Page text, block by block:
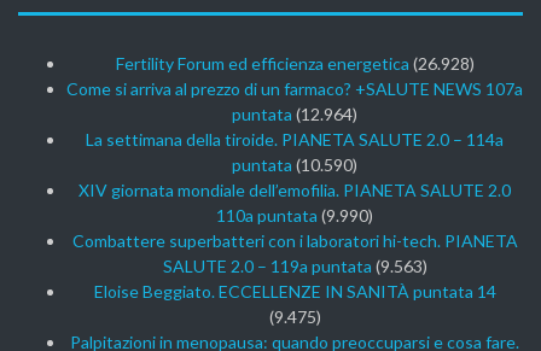
Fertility Forum ed efficienza energetica (26.928)
Come si arriva al prezzo di un farmaco? +SALUTE NEWS 107a
puntata (12.964)
La settimana della tiroide. PIANETA SALUTE 2.0 – 114a
puntata (10.590)
XIV giornata mondiale dell’emofilia. PIANETA SALUTE 2.0
110a puntata (9.990)
Combattere superbatteri con i laboratori hi-tech. PIANETA
SALUTE 2.0 – 119a puntata (9.563)
Eloise Beggiato. ECCELLENZE IN SANITÀ puntata 14
(9.475)
Palpitazioni in menopausa: quando preoccuparsi e cosa fare.